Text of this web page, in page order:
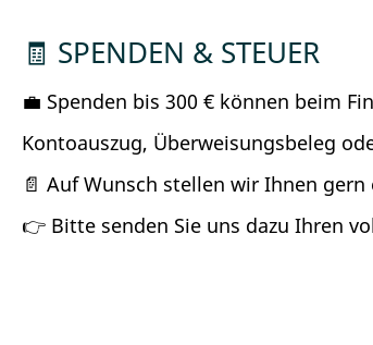
🧾 SPENDEN & STEUER
💼 Spenden bis 300 € können beim
Kontoauszug, Überweisungsbeleg
📄 Auf Wunsch stellen wir Ihnen
👉 Bitte senden Sie uns dazu Ihren